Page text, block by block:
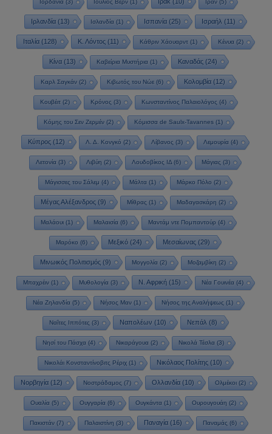
Ιορδανία (3) Ιούλιος Βερν (1) Ιράν (5)
Ιρλανδία(13) Ισλανδία(1) Ισπανία(25) Ισραήλ (11)
Ιταλία(128) Κ. Λόντος(11) Κάθριν Χάουαρντ(1) Κένυα(2)
Κίνα(13) Καβείρια Μυστήρια(1) Καναδάς(24)
Καρλ Σαγκάν (2) Κιβωτός του Νώε (6) Κολομβία (12)
Κουβέιτ(2) Κρόνος (3) Κωνσταντίνος Παλαιολόγος (4)
Κόμης του Σεν Ζερμέν(2) Κόμισσα de Saulx-Tavannes(1)
Κύπρος (12) Λ. Δ. Κονγκό (2) Λίβανος (3) Λεμουρία (4)
Λετονία (3) Λιβύη (2) Λουδοβίκος ΙΔ (6) Μάγιας (3)
Μάγισσες του Σάλεμ (4) Μάλτα (1) Μάρκο Πόλο (2)
Μέγας Αλέξανδρος(9) Μίθρας (1) Μαδαγασκάρη (2)
Μαλάουι (1) Μαλαισία (6) Μαντάμ ντε Πομπαντούρ (4)
Μαρόκο (6) Μεξικό (24) Μεσαίωνας (29)
Μινωικός Πολιτισμός (9) Μογγολία (2) Μοζαμβίκη (2)
Μπαχρέιν(1) Μυθολογία(3) Ν. Αφρική(15) Νέα Γουινέα(4)
Νέα Ζηλανδία (5) Νήσος Μαν (1) Νήσος της Αναλήψεως (1)
Ναΐτες Ιππότες (3) Ναπολέων (10) Νεπάλ (8)
Νησί του Πάσχα(4) Νικαράγουα(2) Νικολά Τέσλα(3)
Νικολάι Κονσταντίνοβιτς Ρέριχ(1) Νικόλαος Πολίτης(10)
Νορβηγία(12) Νοστράδαμος (7) Ολλανδία(10) Ολμέκοι(2)
Ουαλία(5) Ουγγαρία(6) Ουγκάντα(1) Ουρουγουάη (2)
Πακιστάν(7) Παλαιστίνη (3) Παναγία(16) Παναμάς (6)